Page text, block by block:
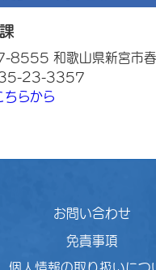
8555 和歌山県新宮市春
23-3357
ちらから
お問い合わせ
免責事項